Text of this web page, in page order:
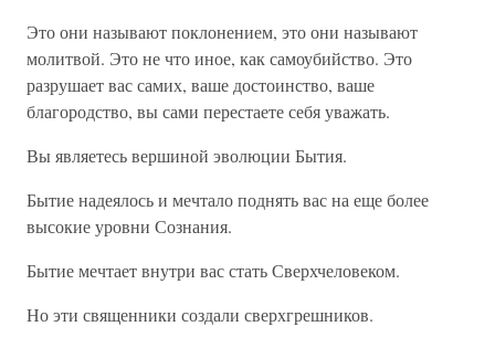
Это они называют поклонением, это они называют
молитвой. Это не что иное, как самоубийство. Это
разрушает вас самих, ваше достоинство, ваше
благородство, вы сами перестаете себя уважать.
Вы являетесь вершиной эволюции Бытия.
Бытие надеялось и мечтало поднять вас на еще более
высокие уровни Сознания.
Бытие мечтает внутри вас стать Сверхчеловеком.
Но эти священники создали сверхгрешников.